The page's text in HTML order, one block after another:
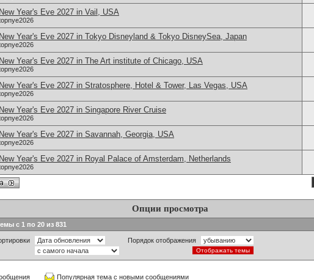
New Year's Eve 2027 in Vail, USA
New Year's Eve 2027 in Tokyo Disneyland & Tokyo DisneySea, Japan
New Year's Eve 2027 in The Art institute of Chicago, USA
New Year's Eve 2027 in Stratosphere, Hotel & Tower, Las Vegas, USA
New Year's Eve 2027 in Singapore River Cruise
New Year's Eve 2027 in Savannah, Georgia, USA
New Year's Eve 2027 in Royal Palace of Amsterdam, Netherlands
Опции просмотра
с 1 по 20 из 831
Порядок отображения
Популярная тема с новыми сообщениями